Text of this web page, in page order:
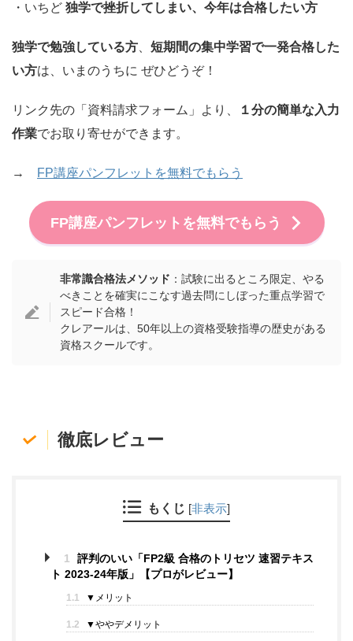
・いちど 独学で挫折してしまい、今年は合格したい方
独学で勉強している方
短期間の集中学習で一発合格した
い方は、いまのうちに ぜひどうぞ！
リンク先の「資料請求フォーム」より、
１分の簡単な入力
作業でお取り寄せができます。
→ FP講座パンフレットを無料でもらう
FP講座パンフレットを無料でもらう
非常識合格法メソッド ：試験に出るところ限定、やる
べきことを確実にこなす過去問にしぼった重点学習で
スピード合格！
クレアールは、50年以上の資格受験指導の歴史がある
資格スクールです。
徹底レビュー
もくじ [非表示]
1
評判のいい「FP2級 合格のトリセツ 速習テキス
ト 2023-24年版」【プロがレビュー】
1.1 ▼メリット
1.2 ▼ややデメリット